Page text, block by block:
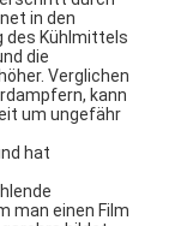
in den
des Kühlmittels
die
Verglichen
kann
um ungefähr
hat
man einen Film